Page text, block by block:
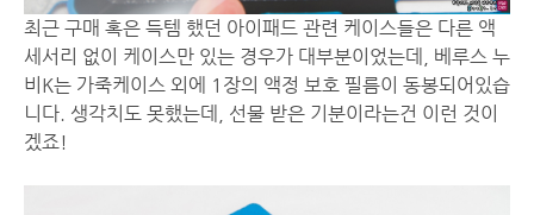
최근 구매 혹은 득템 했던 아이패드 관련 케이스들은 다른 액
세서리 없이 케이스만 있는 경우가 대부분이었는데, 베루스 누
비K는 가죽케이스 외에 1장의 액정 보호 필름이 동봉되어있습
니다. 생각치도 못했는데, 선물 받은 기분이라는건 이런 것이
겠죠!